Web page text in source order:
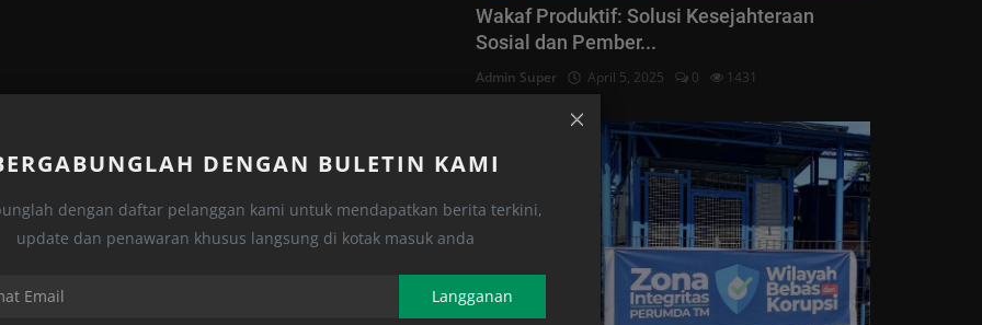
DENGAN BULETIN KAMI
dengan daftar pelanggan kami untuk mendapatkan berita terkini,
update dan penawaran khusus langsung di kotak masuk anda
Langganan
Wakaf Produktif: Solusi Kesejahteraan
Sosial dan Pember...
Admin Super April 5, 2025 0 1431